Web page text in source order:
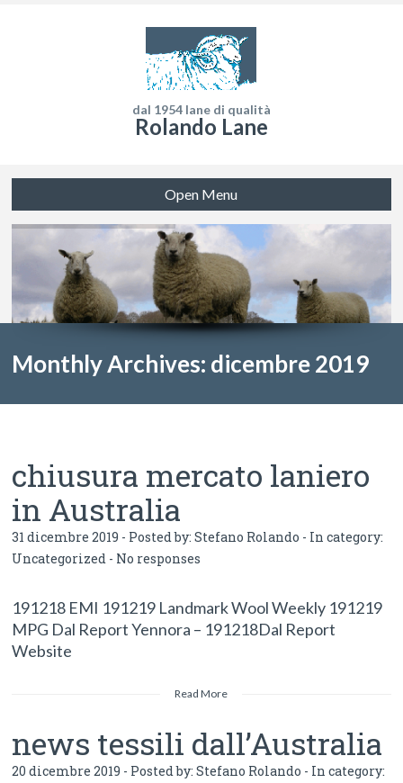
dal 1954 lane di qualità
Rolando Lane
Open Menu
Monthly Archives: dicembre 2019
chiusura mercato laniero
in Australia
31 dicembre 2019 - Posted by:Stefano Rolando - In category:
Uncategorized - No responses
191218 EMI 191219 Landmark Wool Weekly 191219
MPG Dal Report Yennora – 191218Dal Report
Website
Read More
news tessili dall’Australia
20 dicembre 2019 - Posted by:Stefano Rolando - In category: